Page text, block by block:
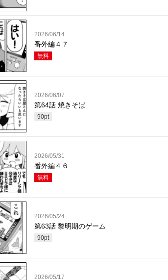
2026/06/14
番外編４７
無料
2026/06/07
第64話 焼きそば
90pt
2026/05/31
番外編４６
無料
2026/05/24
第63話 黎明期のゲーム
90pt
2026/05/17